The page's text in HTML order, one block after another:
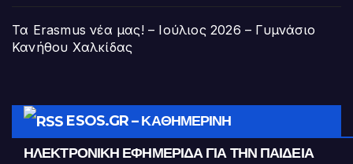
Τα Erasmus νέα μας! – Ιούλιος 2026 – Γυμνάσιο
Κανήθου Χαλκίδας
ESOS.GR – ΚΑΘΗΜΕΡΙΝΉ
ΗΛΕΚΤΡΟΝΙΚΉ ΕΦΗΜΕΡΊΔΑ ΓΙΑ ΤΗΝ ΠΑΙΔΕΊΑ